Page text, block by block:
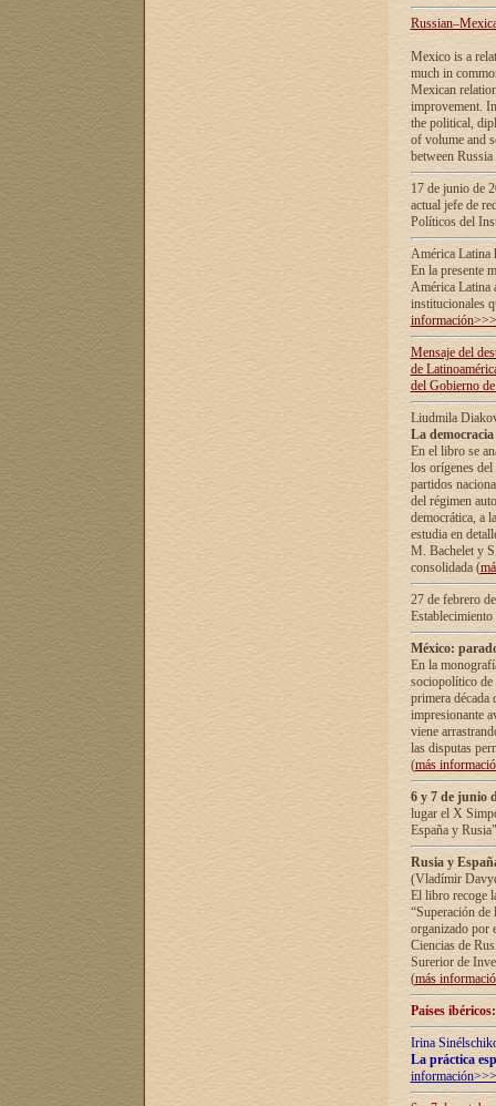
Mexico is a
much in
Mexican
improvement.
the political,
of volume and
between
17 de junio de
actual jefe de
Políticos del
América Latina
En la presente
América Latina
institucionales
información>>>
Mensaje del
de
del Gobierno
Liudmila
La
En el libro se
los orígenes
partidos
del régimen
democrática, а
estudia en
М. Bachelet у
consolidada (
27 de febrero
México:
En la
sociopolítico de
primera década
impresionante
viene
las disputas
(más
6 y 7 de junio
lugar el X
España y
Rusia y
(Vladímir
El libro recoge
“Superación
organizado por
Ciencias de
Surerior de
(más
Países
Irina
La práctica
información>>>